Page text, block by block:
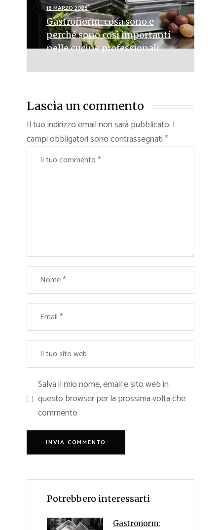
18 MARZO 2026
Gastronorm: cosa sono e
perché sono così importanti
nelle cucine professionali
Lascia un commento
Il tuo indirizzo email non sarà pubblicato. I
campi obbligatori sono contrassegnati*
Salva il mio nome, email e sito web in
questo browser per la prossima volta che
commento.
Potrebbero interessarti
Gastronorm: